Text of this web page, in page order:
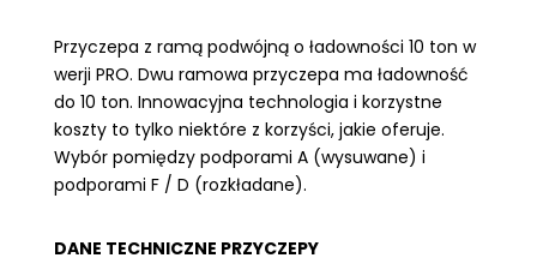
Przyczepa z ramą podwójną o ładowności 10 ton w
werji PRO. Dwu ramowa przyczepa ma ładowność
do 10 ton. Innowacyjna technologia i korzystne
koszty to tylko niektóre z korzyści, jakie oferuje.
Wybór pomiędzy podporami A (wysuwane) i
podporami F / D (rozkładane).
DANE TECHNICZNE PRZYCZEPY